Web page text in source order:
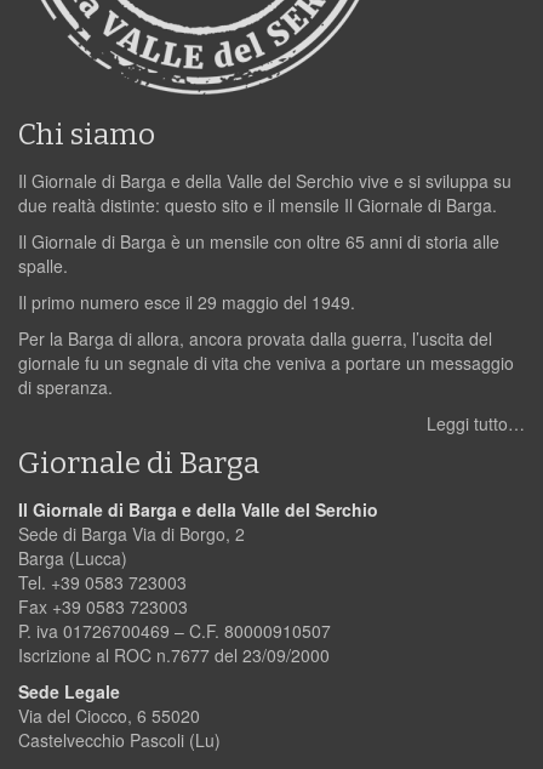
Chi siamo
Il Giornale di Barga e della Valle del Serchio vive e si sviluppa su
due realtà distinte: questo sito e il mensile Il Giornale di Barga.
Il Giornale di Barga è un mensile con oltre 65 anni di storia alle
spalle.
Il primo numero esce il 29 maggio del 1949.
Per la Barga di allora, ancora provata dalla guerra, l’uscita del
giornale fu un segnale di vita che veniva a portare un messaggio
di speranza.
Leggi tutto…
Giornale di Barga
Il Giornale di Barga e della Valle del Serchio
Sede di Barga Via di Borgo, 2
Barga (Lucca)
Tel. +39 0583 723003
Fax +39 0583 723003
P. iva 01726700469 – C.F. 80000910507
Iscrizione al ROC n.7677 del 23/09/2000
Sede Legale
Via del Ciocco, 6 55020
Castelvecchio Pascoli (Lu)